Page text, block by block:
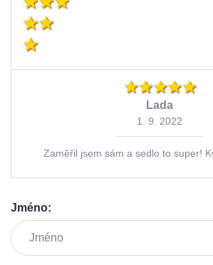
Lada
1. 9. 2022
Zaměřil jsem sám a sedlo to super!
Jméno: